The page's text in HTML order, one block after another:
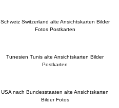
Schweiz Switzerland alte Ansichtskarten Bilder
Fotos Postkarten
Tunesien Tunis alte Ansichtskarten Bilder
Postkarten
USA nach Bundesstaaten alte Ansichtskarten
Bilder Fotos